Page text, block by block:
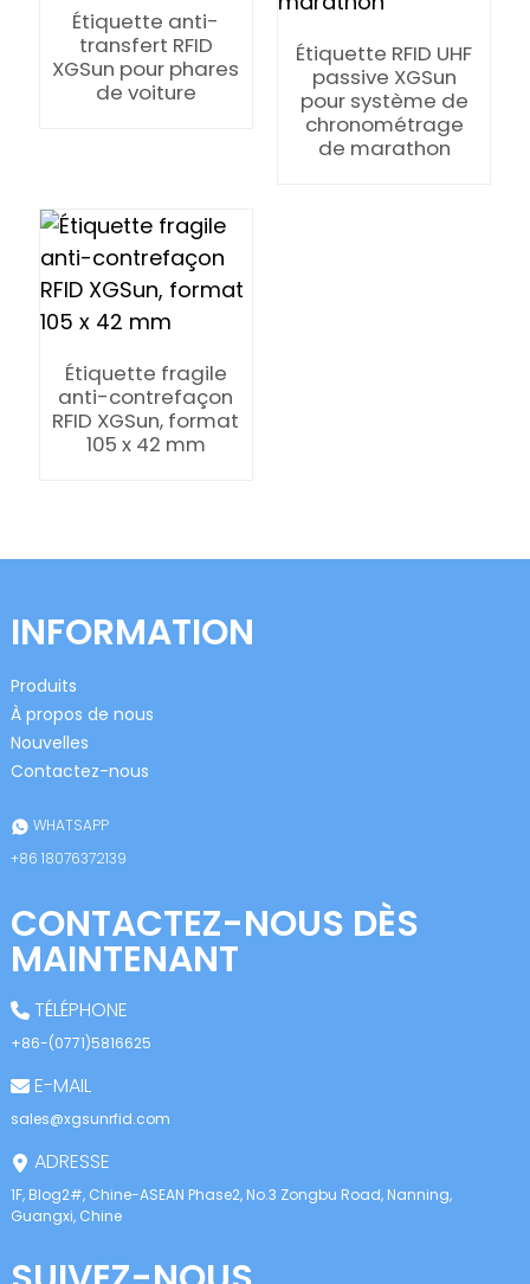
Étiquette anti-
transfert RFID
XGSun pour phares
de voiture
Étiquette RFID UHF
passive XGSun
pour système de
chronométrage
de marathon
Étiquette fragile
anti-contrefaçon
RFID XGSun, format
105 x 42 mm
INFORMATION
Produits
À propos de nous
Nouvelles
Contactez-nous
WHATSAPP
+86 18076372139
CONTACTEZ-NOUS DÈS
MAINTENANT
TÉLÉPHONE
+86-(0771)5816625
E-MAIL
sales@xgsunrfid.com
ADRESSE
1F, Blog2#, Chine-ASEAN Phase2, No.3 Zongbu Road, Nanning,
Guangxi, Chine